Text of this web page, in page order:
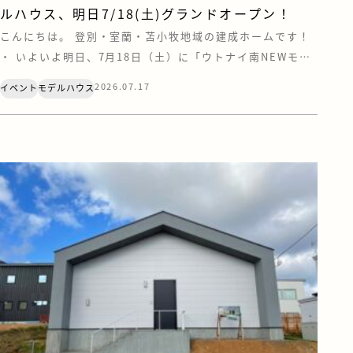
ルハウス、明日7/18(土)グランドオープン！
こんにちは。 登別・室蘭・苫小牧地域の建成ホームです！
・ いよいよ明日、7月18日（土）に「ウトナイ南NEWモデ
れていたベールを脱ぎ、ついにその全貌が公開となります！
今回のテーマは、「おしゃれ」と「心地よさ」、そして“と
イベント モデルハウス2026.07.17